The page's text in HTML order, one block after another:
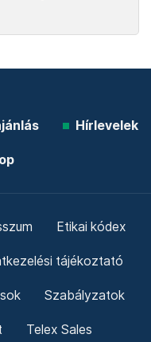
Hírlevelek
Etikai kódex
tájékoztató
Szabályzatok
Telex Sales